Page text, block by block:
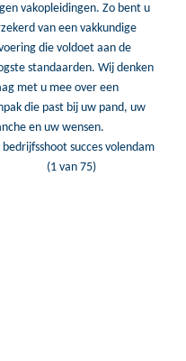
vakopleidingen. Zo bent u
van een vakkundige
die voldoet aan de
standaarden. Wij denken
met u mee over een
die past bij uw pand, uw
en uw wensen.